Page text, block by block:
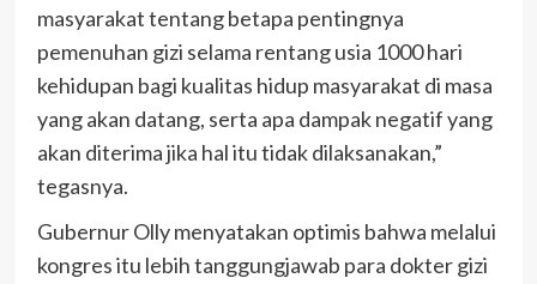
masyarakat tentang betapa pentingnya
pemenuhan gizi selama rentang usia 1000 hari
kehidupan bagi kualitas hidup masyarakat di masa
yang akan datang, serta apa dampak negatif yang
akan diterima jika hal itu tidak dilaksanakan,”
tegasnya.
Gubernur Olly menyatakan optimis bahwa melalui
kongres itu lebih tanggungjawab para dokter gizi